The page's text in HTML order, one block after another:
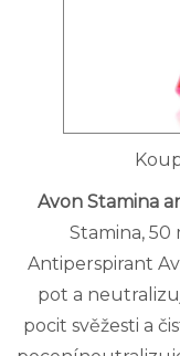
Avon Stamina
Stamina, 50
Antiperspirant
pot a
pocit svěžesti a